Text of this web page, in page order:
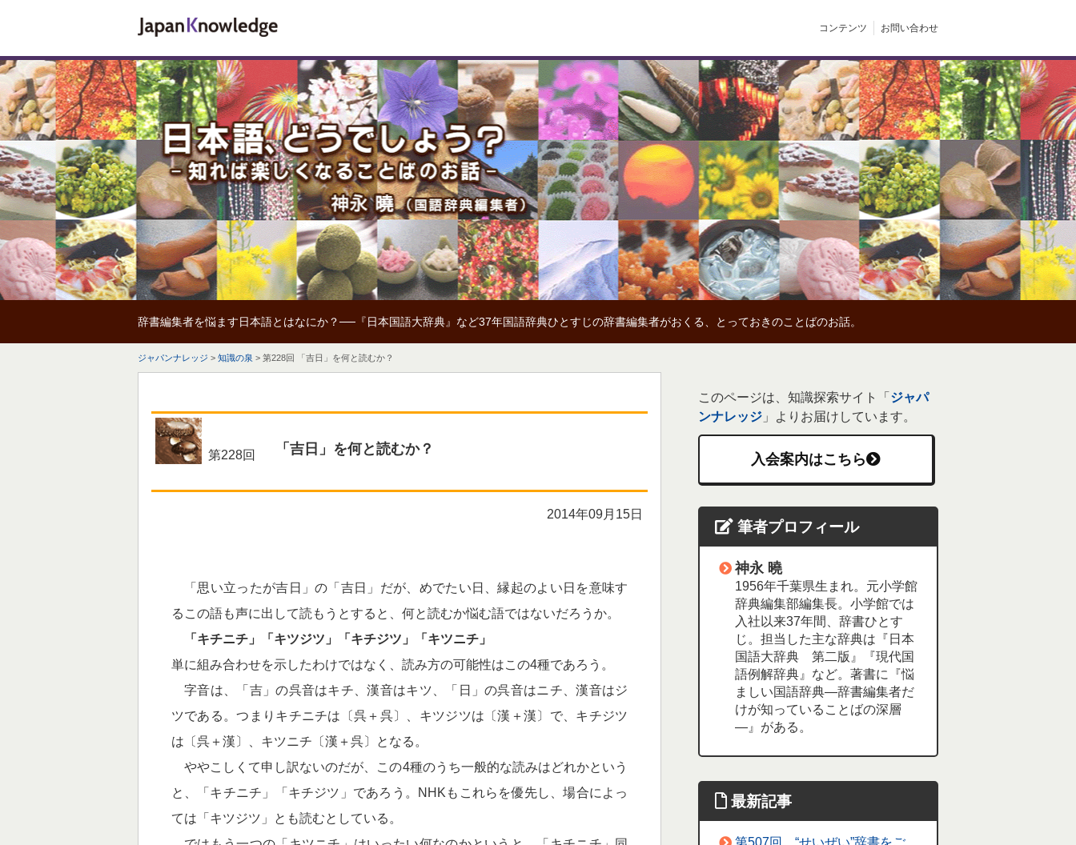
コンテンツ お問い合わせ
辞書編集者を悩ます日本語とはなにか？──『日本国語大辞典』など37年国語辞典ひとすじの辞書編集者がおくる、とっておきのことばのお話。
ジャパンナレッジ > 知識の泉 > 第228回 「吉日」を何と読むか？
第228回 「吉日」を何と読むか？
2014年09月15日
「思い立ったが吉日」の「吉日」だが、めでたい日、縁起のよい日を意味す
るこの語も声に出して読もうとすると、何と読むか悩む語ではないだろうか。
「キチニチ」「キツジツ」「キチジツ」「キツニチ」
単に組み合わせを示したわけではなく、読み方の可能性はこの4種であろう。
字音は、「吉」の呉音はキチ、漢音はキツ、「日」の呉音はニチ、漢音はジ
ツである。つまりキチニチは〔呉＋呉〕、キツジツは〔漢＋漢〕で、キチジツ
は〔呉＋漢〕、キツニチ〔漢＋呉〕となる。
ややこしくて申し訳ないのだが、この4種のうち一般的な読みはどれかという
と、「キチニチ」「キチジツ」であろう。NHKもこれらを優先し、場合によっ
ては「キツジツ」とも読むとしている。
このページは、知識探索サイト「 ジャパ
ンナレッジ 」よりお届けしています。
入会案内はこちら
筆者プロフィール
神永 曉
1956年千葉県生まれ。元小学館
辞典編集部編集長。小学館では
入社以来37年間、辞書ひとす
じ。担当した主な辞典は『日本
国語大辞典 第二版』『現代国
語例解辞典』など。著書に『悩
ましい国語辞典―辞書編集者だ
けが知っていることばの深層
―』がある。
最新記事
第507回 “せいぜい”辞書をご